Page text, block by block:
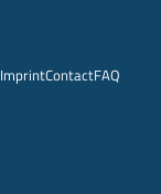
ImprintContactFAQ